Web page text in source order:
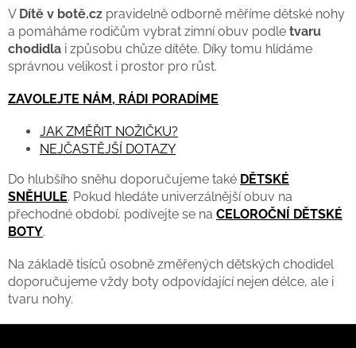
p
r
v
k
y
ý
i
V Dítě v botě.cz pravidelně odborně měříme dětské nohy
a pomáháme rodičům vybrat zimní obuv podle tvaru
chodidla i způsobu chůze dítěte. Díky tomu hlídáme
správnou velikost i prostor pro růst.
ZAVOLEJTE NÁM, RÁDI PORADÍME
JAK ZMĚŘIT NOŽIČKU?
NEJČASTĚJŠÍ DOTAZY
Do hlubšího sněhu doporučujeme také DĚTSKÉ
SNĚHULE. Pokud hledáte univerzálnější obuv na
přechodné období, podívejte se na CELOROČNÍ DĚTSKÉ
BOTY.
Na základě tisíců osobně změřených dětských chodidel
doporučujeme vždy boty odpovídající nejen délce, ale i
tvaru nohy.